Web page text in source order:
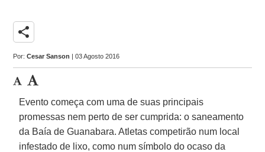
share
Por:Cesar Sanson | 03 Agosto 2016
Evento começa com uma de suas principais
promessas nem perto de ser cumprida: o saneamento
da Baía de Guanabara. Atletas competirão num local
infestado de lixo, como num símbolo do ocaso da